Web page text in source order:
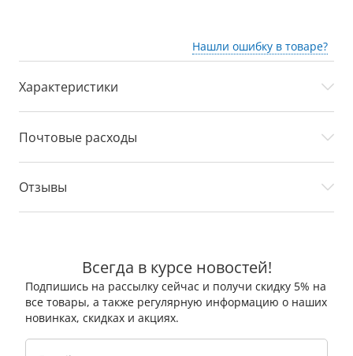
Нашли ошибку в товаре?
Характеристики
Почтовые расходы
Отзывы
Всегда в курсе новостей!
Подпишись на рассылку сейчас и получи скидку 5% на
все товары, а также регулярную информацию о наших
новинках, скидках и акциях.